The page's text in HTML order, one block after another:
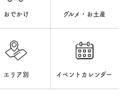
おでかけ グルメ・お土産
エリア別 イベントカレンダー